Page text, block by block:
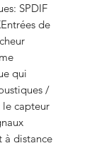
SPDIF
de
qui
/
le capteur
à distance